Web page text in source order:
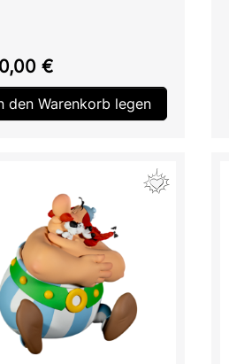
€
den Warenkorb legen